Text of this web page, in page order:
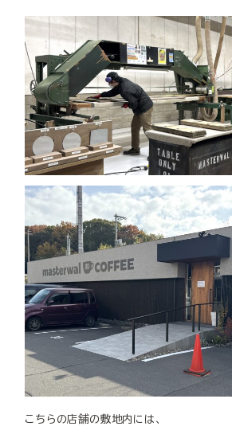
こちらの店舗の敷地内には、